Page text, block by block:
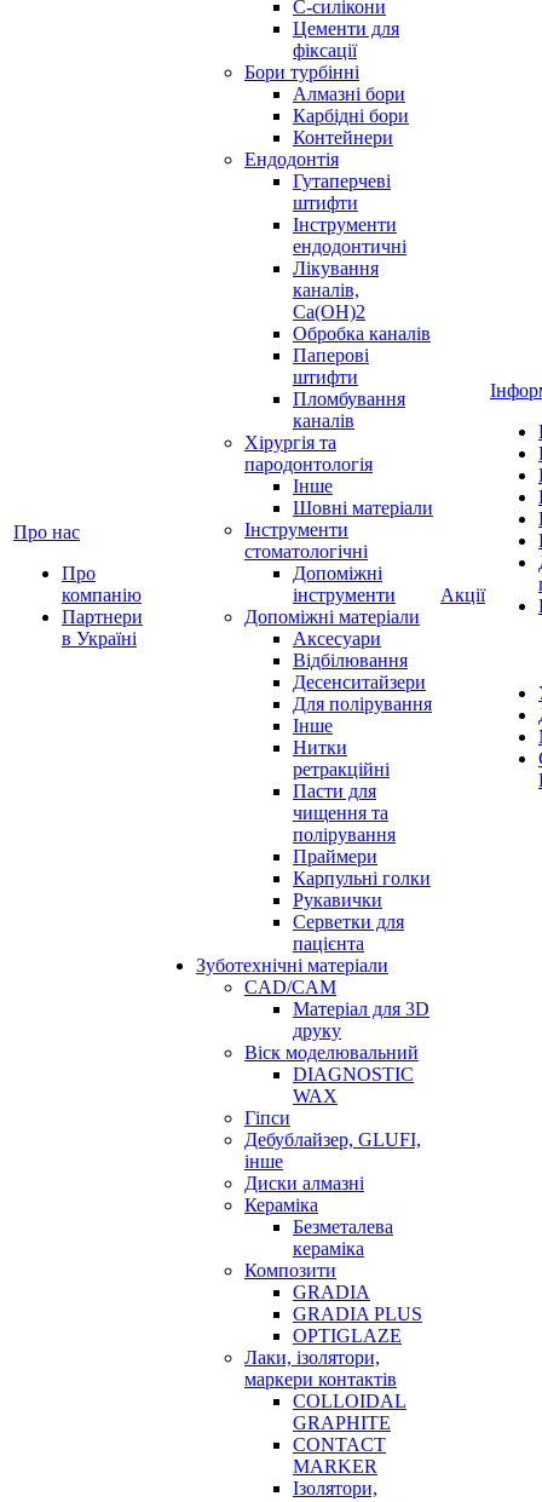
Про нас
Про
компанію
Партнери
в Україні
С-силікони
Цементи для
фіксації
Бори турбінні
Алмазні бори
Карбідні бори
Контейнери
Ендодонтія
Гутаперчеві
штифти
Інструменти
ендодонтичні
Лікування
каналів,
Ca(OH)2
Обробка каналів
Паперові
штифти
Пломбування
каналів
Хірургія та
пародонтологія
Інше
Шовні матеріали
Інструменти
стоматологічні
Допоміжні
інструменти
Допоміжні матеріали
Аксесуари
Відбілювання
Десенситайзери
Для полірування
Інше
Нитки
ретракційні
Пасти для
чищення та
полірування
Праймери
Карпульні голки
Рукавички
Серветки для
пацієнта
Зуботехнічні матеріали
CAD/CAM
Матеріал для 3D
друку
Віск моделювальний
DIAGNOSTIC
WAX
Гіпси
Дебублайзер, GLUFI,
інше
Диски алмазні
Кераміка
Безметалева
кераміка
Композити
GRADIA
GRADIA PLUS
OPTIGLAZE
Лаки, ізолятори,
маркери контактів
COLLOIDAL
GRAPHITE
CONTACT
MARKER
Ізолятори,
Акції